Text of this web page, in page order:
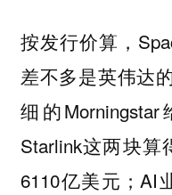
按发行价算，
差不多是英伟达
细的
Starlink这两块
6110亿美元；AI